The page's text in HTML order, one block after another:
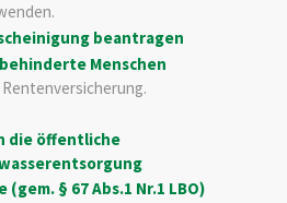
beantragen
Menschen
die öffentliche
§ 67 Abs.1 Nr.1 LBO)